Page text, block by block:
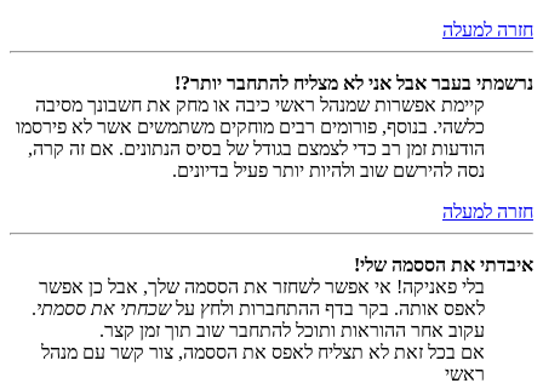
חזרה למעלה
נרשמתי בעבר אבל אני לא מצליח להתחבר יותר?!
קיימת אפשרות שמנהל ראשי כיבה או מחק את חשבונך מסיבה
כלשהי. בנוסף, פורומים רבים מוחקים משתמשים אשר לא פירסמו
הודעות זמן רב כדי לצמצם בגודל של בסיס הנתונים. אם זה קרה,
נסה להירשם שוב ולהיות יותר פעיל בדיונים.
חזרה למעלה
איבדתי את הססמה שלי!
בלי פאניקה! אי אפשר לשחזר את הססמה שלך, אבל כן אפשר
לאפס אותה. בקר בדף ההתחברות ולחץ עלשכחתי את ססמתי.
עקוב אחר ההוראות ותוכל להתחבר שוב תוך זמן קצר.
אם בכל זאת לא תצליח לאפס את הססמה, צור קשר עם מנהל
ראשי